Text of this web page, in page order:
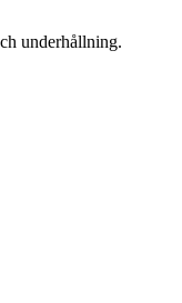
underhållning.